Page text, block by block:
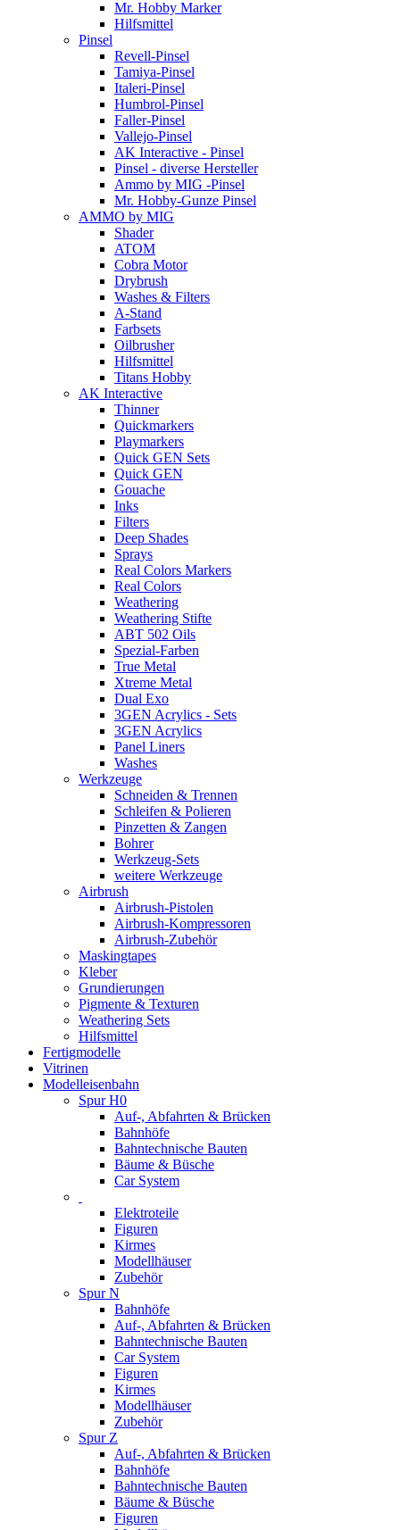
Mr. Hobby Marker
Hilfsmittel
Pinsel
Revell-Pinsel
Tamiya-Pinsel
Italeri-Pinsel
Humbrol-Pinsel
Faller-Pinsel
Vallejo-Pinsel
AK Interactive - Pinsel
Pinsel - diverse Hersteller
Ammo by MIG -Pinsel
Mr. Hobby-Gunze Pinsel
AMMO by MIG
Shader
ATOM
Cobra Motor
Drybrush
Washes & Filters
A-Stand
Farbsets
Oilbrusher
Hilfsmittel
Titans Hobby
AK Interactive
Thinner
Quickmarkers
Playmarkers
Quick GEN Sets
Quick GEN
Gouache
Inks
Filters
Deep Shades
Sprays
Real Colors Markers
Real Colors
Weathering
Weathering Stifte
ABT 502 Oils
Spezial-Farben
True Metal
Xtreme Metal
Dual Exo
3GEN Acrylics - Sets
3GEN Acrylics
Panel Liners
Washes
Werkzeuge
Schneiden & Trennen
Schleifen & Polieren
Pinzetten & Zangen
Bohrer
Werkzeug-Sets
weitere Werkzeuge
Airbrush
Airbrush-Pistolen
Airbrush-Kompressoren
Airbrush-Zubehör
Maskingtapes
Kleber
Grundierungen
Pigmente & Texturen
Weathering Sets
Hilfsmittel
Fertigmodelle
Vitrinen
Modelleisenbahn
Spur H0
Auf-, Abfahrten & Brücken
Bahnhöfe
Bahntechnische Bauten
Bäume & Büsche
Car System
Elektroteile
Figuren
Kirmes
Modellhäuser
Zubehör
Spur N
Bahnhöfe
Auf-, Abfahrten & Brücken
Bahntechnische Bauten
Car System
Figuren
Kirmes
Modellhäuser
Zubehör
Spur Z
Auf-, Abfahrten & Brücken
Bahnhöfe
Bahntechnische Bauten
Bäume & Büsche
Figuren